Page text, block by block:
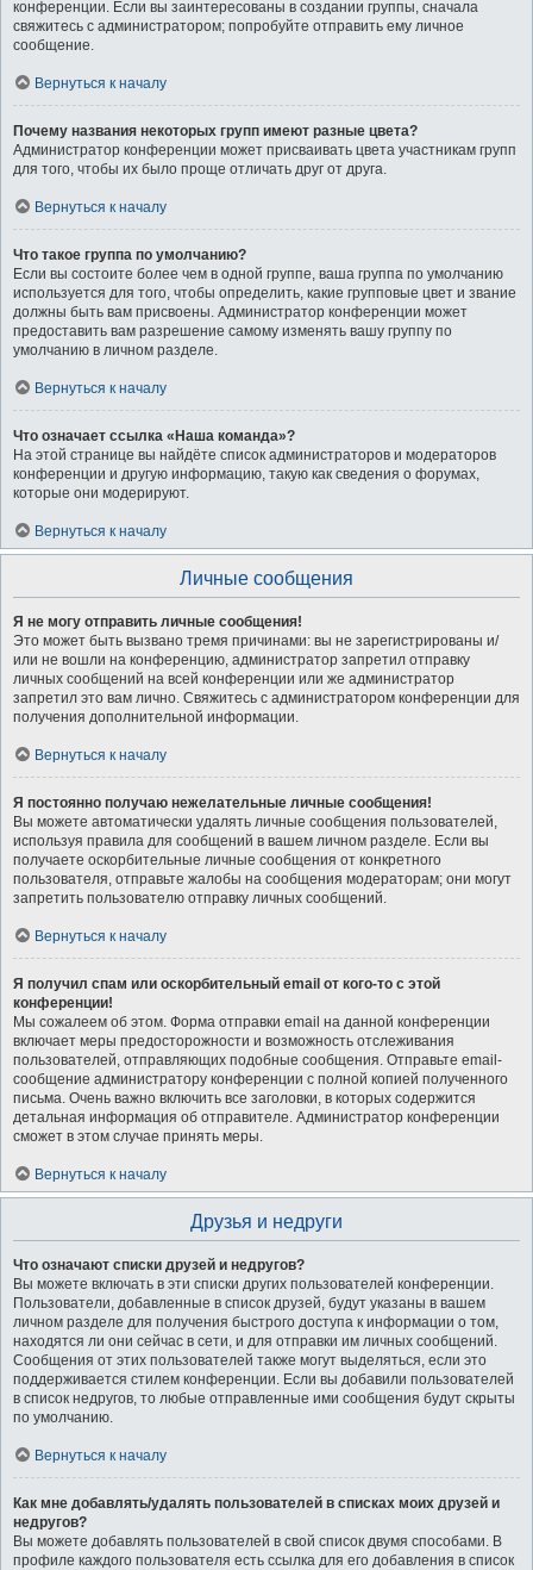
конференции. Если вы заинтересованы в создании группы, сначала
свяжитесь с администратором; попробуйте отправить ему личное
сообщение.
Вернуться к началу
Почему названия некоторых групп имеют разные цвета?
Администратор конференции может присваивать цвета участникам групп
для того, чтобы их было проще отличать друг от друга.
Вернуться к началу
Что такое группа по умолчанию?
Если вы состоите более чем в одной группе, ваша группа по умолчанию
используется для того, чтобы определить, какие групповые цвет и звание
должны быть вам присвоены. Администратор конференции может
предоставить вам разрешение самому изменять вашу группу по
умолчанию в личном разделе.
Вернуться к началу
Что означает ссылка «Наша команда»?
На этой странице вы найдёте список администраторов и модераторов
конференции и другую информацию, такую как сведения о форумах,
которые они модерируют.
Вернуться к началу
Личные сообщения
Я не могу отправить личные сообщения!
Это может быть вызвано тремя причинами: вы не зарегистрированы и/
или не вошли на конференцию, администратор запретил отправку
личных сообщений на всей конференции или же администратор
запретил это вам лично. Свяжитесь с администратором конференции для
получения дополнительной информации.
Вернуться к началу
Я постоянно получаю нежелательные личные сообщения!
Вы можете автоматически удалять личные сообщения пользователей,
используя правила для сообщений в вашем личном разделе. Если вы
получаете оскорбительные личные сообщения от конкретного
пользователя, отправьте жалобы на сообщения модераторам; они могут
запретить пользователю отправку личных сообщений.
Вернуться к началу
Я получил спам или оскорбительный email от кого-то с этой
конференции!
Мы сожалеем об этом. Форма отправки email на данной конференции
включает меры предосторожности и возможность отслеживания
пользователей, отправляющих подобные сообщения. Отправьте email-
сообщение администратору конференции с полной копией полученного
письма. Очень важно включить все заголовки, в которых содержится
детальная информация об отправителе. Администратор конференции
сможет в этом случае принять меры.
Вернуться к началу
Друзья и недруги
Что означают списки друзей и недругов?
Вы можете включать в эти списки других пользователей конференции.
Пользователи, добавленные в список друзей, будут указаны в вашем
личном разделе для получения быстрого доступа к информации о том,
находятся ли они сейчас в сети, и для отправки им личных сообщений.
Сообщения от этих пользователей также могут выделяться, если это
поддерживается стилем конференции. Если вы добавили пользователей
в список недругов, то любые отправленные ими сообщения будут скрыты
по умолчанию.
Вернуться к началу
Как мне добавлять/удалять пользователей в списках моих друзей и
недругов?
Вы можете добавлять пользователей в свой список двумя способами. В
профиле каждого пользователя есть ссылка для его добавления в список